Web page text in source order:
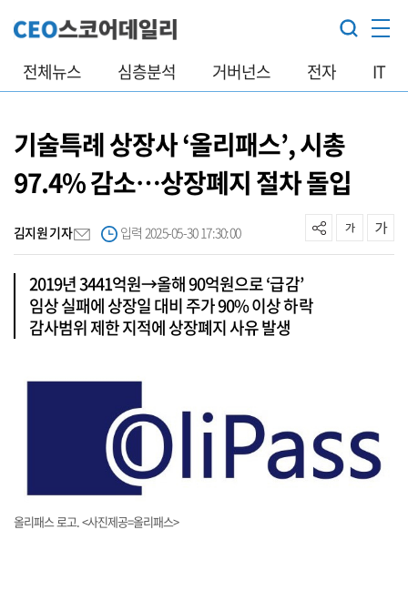
전체뉴스 심층분석 거버넌스 전자 IT
기술특례 상장사 ‘올리패스’, 시총
97.4% 감소…상장폐지 절차 돌입
김지원 기자 입력 2025-05-30 17:30:00
2019년 3441억원→올해 90억원으로 ‘급감’
임상 실패에 상장일 대비 주가 90% 이상 하락
감사범위 제한 지적에 상장폐지 사유 발생
올리패스 로고. <사진제공=올리패스>